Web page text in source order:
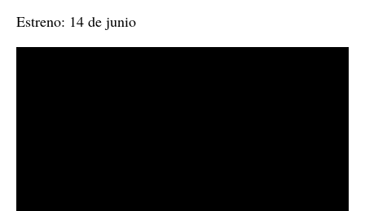
Estreno: 14 de junio